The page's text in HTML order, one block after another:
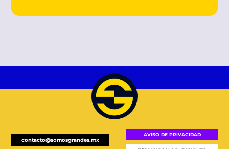
contacto@somosgrandes.mx
AVISO DE PRIVACIDAD